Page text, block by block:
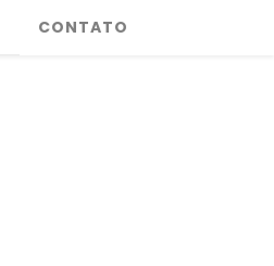
CONTATO